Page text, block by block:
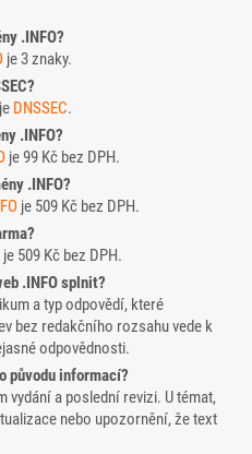
.INFO?
je 3 znaky.
DNSSEC.
.INFO?
je 99 Kč bez DPH.
.INFO?
je 509 Kč bez DPH.
je 509 Kč bez DPH.
.INFO splnit?
a typ odpovědí, které
bez redakčního rozsahu vede k
odpovědnosti.
původu informací?
vydání a poslední revizi. U témat,
nebo upozornění, že text